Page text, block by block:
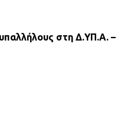
στη Δ.ΥΠ.Α. –